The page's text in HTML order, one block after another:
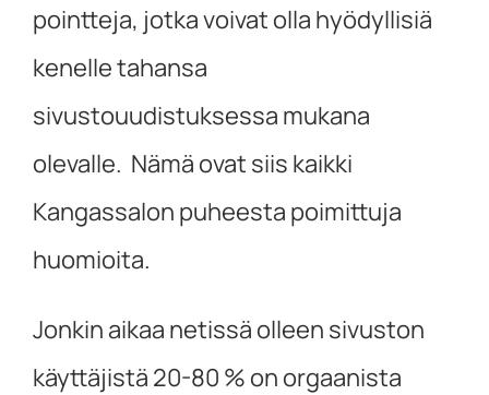
pointteja, jotka voivat olla hyödyllisiä
kenelle tahansa
sivustouudistuksessa mukana
olevalle. Nämä ovat siis kaikki
Kangassalon puheesta poimittuja
huomioita.
Jonkin aikaa netissä olleen sivuston
käyttäjistä 20-80 % on orgaanista